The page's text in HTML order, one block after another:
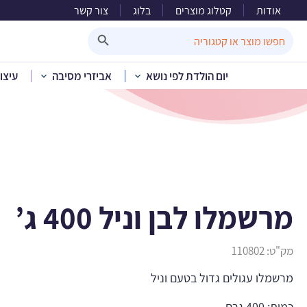
אודות קטלוג מוצרים בלוג צור קשר
for:
יום הולדת לפי נושא אביזרי מסיבה
בית » קטלוג
מרשמלו לבן וניל 400 ג’
מק"ט:110802
מרשמלו עגולים גדול בטעם וניל